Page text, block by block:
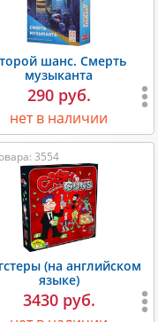
шанс. Смерть
музыканта
290 руб.
нет в наличии
3554
(на английском
языке)
3430 руб.